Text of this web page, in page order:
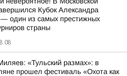
Кубок Александра
один из самых престижных
страны
«Тульский размах»: в
прошел фестиваль «Охота как